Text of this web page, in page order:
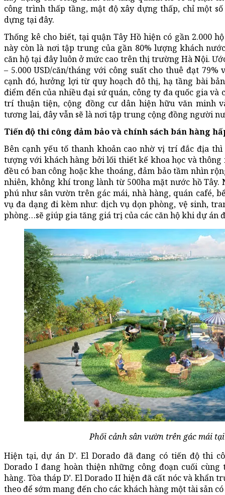
công trình thấp tầng, mật độ xây dựng thấp, chỉ một
dựng tại đây.
Thống kê cho biết, tại quận Tây Hồ hiện có gần 2.000
này còn là nơi tập trung của gần 80% lượng khách
căn hộ tại đây luôn ở mức cao trên thị trường Hà Nội.
– 5.000 USD/căn/tháng với công suất cho thuê đạt
cạnh đó, hưởng lợi từ quy hoạch đô thị, hạ tầng bài
điểm đến của nhiều đại sứ quán, công ty đa quốc gia
trí thuận tiện, cộng đồng cư dân hiện hữu văn minh
tương lai, đây vẫn sẽ là nơi tập trung cộng đồng người
Tiến độ thi công đảm bảo và chính sách bán hàng
Bên cạnh yếu tố thanh khoản cao nhờ vị trí đắc địa thì
tượng với khách hàng bởi lối thiết kế khoa học và
đều có ban công hoặc khe thoáng, đảm bảo tầm nhìn
nhiên, không khí trong lành từ 500ha mặt nước hồ
phú như sân vườn trên gác mái, nhà hàng, quán café,
vụ đa dạng đi kèm như: dịch vụ dọn phòng, vệ sinh,
phòng…sẽ giúp gia tăng giá trị của các căn hộ khi dự án
Phối cảnh sân vườn trên gác mái tại
Hiện tại, dự án D’. El Dorado đã đang có tiến độ thi
Dorado I đang hoàn thiện những công đoạn cuối
hàng. Tòa tháp D’. El Dorado II hiện đã cất nóc và
theo để sớm mang đến cho các khách hàng một tài sản